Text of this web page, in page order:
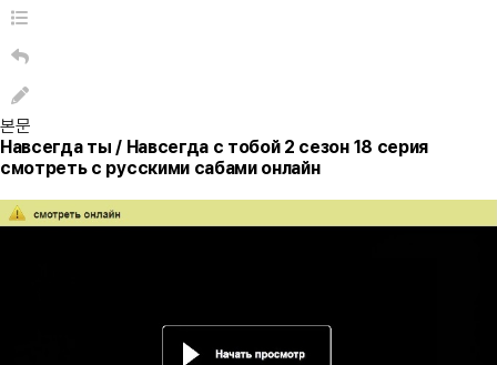
본문
Навсегда ты / Навсегда с тобой 2 сезон 18 серия
смотреть с русскими сабами онлайн